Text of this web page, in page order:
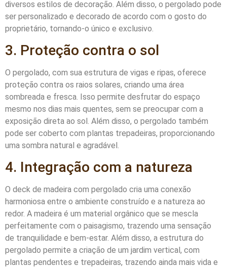
diversos estilos de decoração. Além disso, o pergolado pode
ser personalizado e decorado de acordo com o gosto do
proprietário, tornando-o único e exclusivo.
3. Proteção contra o sol
O pergolado, com sua estrutura de vigas e ripas, oferece
proteção contra os raios solares, criando uma área
sombreada e fresca. Isso permite desfrutar do espaço
mesmo nos dias mais quentes, sem se preocupar com a
exposição direta ao sol. Além disso, o pergolado também
pode ser coberto com plantas trepadeiras, proporcionando
uma sombra natural e agradável.
4. Integração com a natureza
O deck de madeira com pergolado cria uma conexão
harmoniosa entre o ambiente construído e a natureza ao
redor. A madeira é um material orgânico que se mescla
perfeitamente com o paisagismo, trazendo uma sensação
de tranquilidade e bem-estar. Além disso, a estrutura do
pergolado permite a criação de um jardim vertical, com
plantas pendentes e trepadeiras, trazendo ainda mais vida e